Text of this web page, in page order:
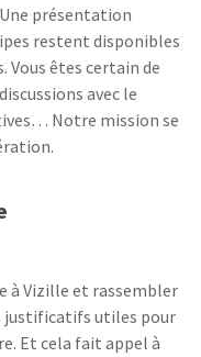
présentation
restent disponibles
Vous êtes certain de
avec le
Notre mission se
à Vizille et rassembler
justificatifs utiles pour
Et cela fait appel à